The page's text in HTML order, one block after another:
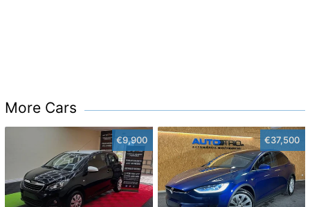
More Cars
€9,900 €37,500